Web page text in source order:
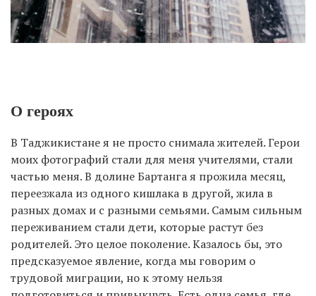
О героях
В Таджикистане я не просто снимала жителей. Герои
моих фотографий стали для меня учителями, стали
частью меня. В долине Бартанга я прожила месяц,
переезжала из одного кишлака в другой, жила в
разных домах и с разными семьями. Самым сильным
переживанием стали дети, которые растут без
родителей. Это целое поколение. Казалось бы, это
предсказуемое явление, когда мы говорим о
трудовой миграции, но к этому нельзя